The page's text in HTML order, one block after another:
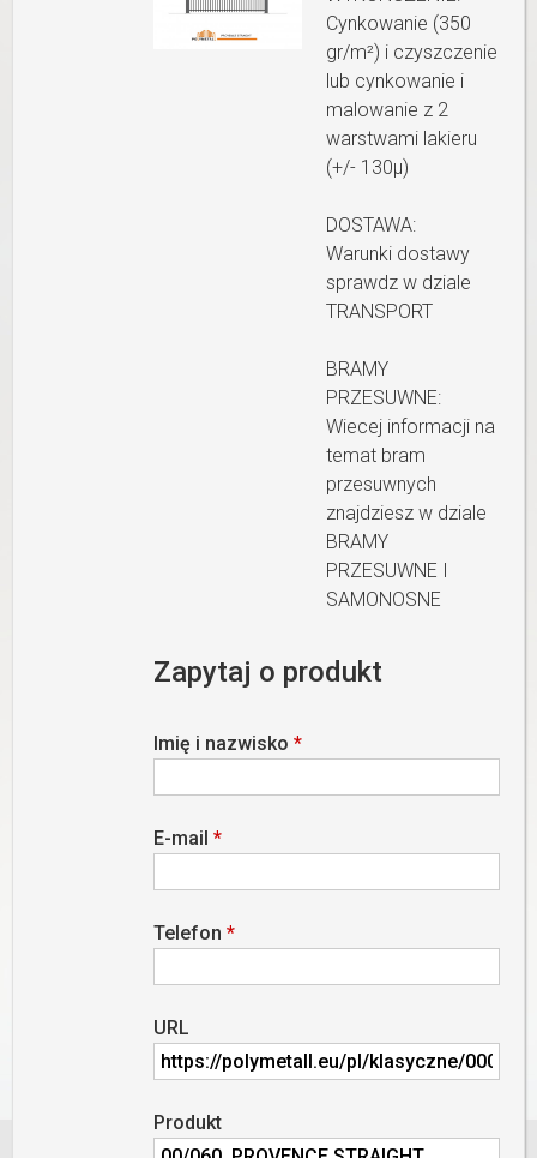
Cynkowanie (350
gr/m²) i czyszczenie
lub cynkowanie i
malowanie z 2
warstwami lakieru
(+/- 130µ)
DOSTAWA:
Warunki dostawy
sprawdz w dziale
TRANSPORT
BRAMY
PRZESUWNE:
Wiecej informacji na
temat bram
przesuwnych
znajdziesz w dziale
BRAMY
PRZESUWNE I
SAMONOSNE
Zapytaj o produkt
Imię i nazwisko *
E-mail *
Telefon *
URL
Produkt